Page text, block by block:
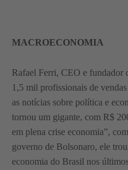
MACROECONOMIA
Rafael Ferri, CEO e fundador
1,5 mil profissionais de
as notícias sobre política e
tornou um gigante, com R$
em plena crise economia”,
governo de Bolsonaro, ele
economia do Brasil nos